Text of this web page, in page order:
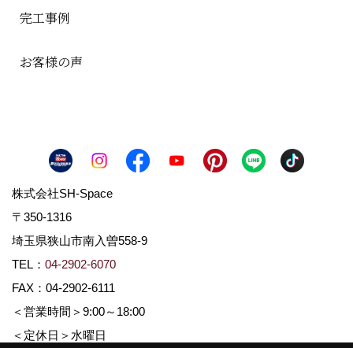
完工事例
お客様の声
株式会社SH-Space
〒350-1316
埼玉県狭山市南入曽558-9
TEL： 04-2902-6070
FAX：04-2902-6111
＜営業時間＞9:00～18:00
＜定休日＞水曜日